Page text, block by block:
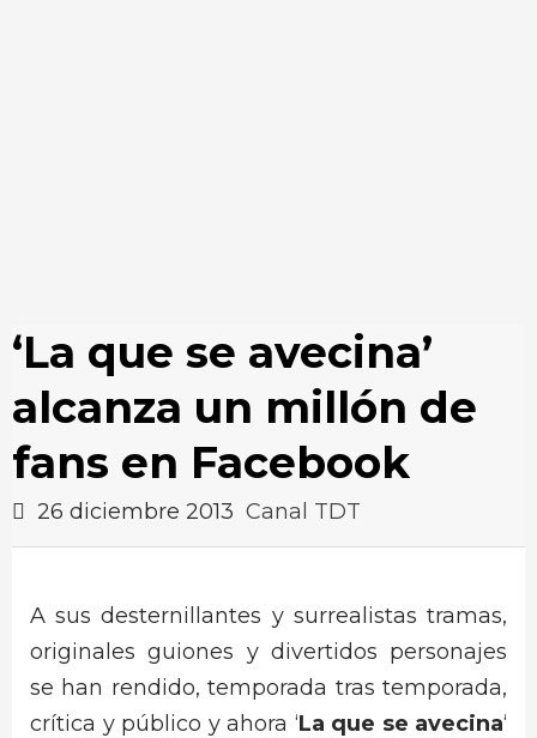
‘La que se avecina’
alcanza un millón de
fans en Facebook
26 diciembre 2013 Canal TDT
A sus desternillantes y surrealistas tramas,
originales guiones y divertidos personajes
se han rendido, temporada tras temporada,
crítica y público y ahora ‘La que se avecina‘